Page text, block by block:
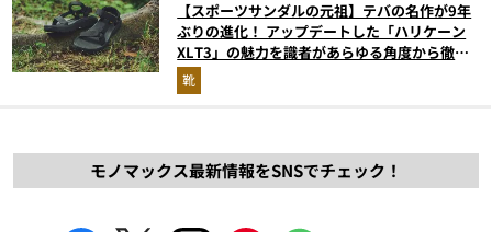
【スポーツサンダルの元祖】テバの名作が9年
ぶりの進化！ アップデートした「ハリケーン
XLT3」の魅力を識者があらゆる角度から徹底
解説！
靴
モノマックス最新情報をSNSでチェック！